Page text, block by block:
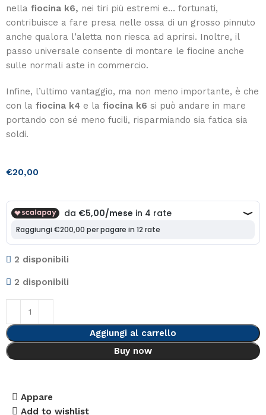
nellafiocina k6, nei tiri più estremi e… fortunati,
contribuisce a fare presa nelle ossa di un grosso pinnuto
anche qualora l’aletta non riesca ad aprirsi. Inoltre, il
passo universale consente di montare le fiocine anche
sulle normali aste in commercio.
Infine, l’ultimo vantaggio, ma non meno importante, è che
con lafiocina k4 e lafiocina k6si può andare in mare
portando con sé meno fucili, risparmiando sia fatica sia
soldi.
€20,00
2 disponibili
2 disponibili
Aggiungi al carrello
Buy now
Appare
Add to wishlist